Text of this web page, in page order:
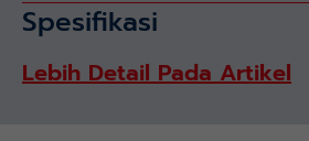
Spesifikasi
Lebih Detail Pada Artikel